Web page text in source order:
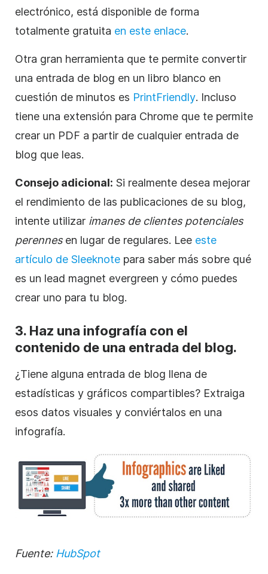
electrónico, está disponible de forma
totalmente gratuita en este enlace.
Otra gran herramienta que te permite convertir
una entrada de blog en un libro blanco en
cuestión de minutos es PrintFriendly. Incluso
tiene una extensión para Chrome que te permite
crear un PDF a partir de cualquier entrada de
blog que leas.
Consejo adicional: Si realmente desea mejorar
el rendimiento de las publicaciones de su blog,
intente utilizar imanes de clientes potenciales
perennesen lugar de regulares. Lee este
artículo de Sleeknote para saber más sobre qué
es un lead magnet evergreen y cómo puedes
crear uno para tu blog.
3. Haz una infografía con el
contenido de una entrada del blog.
¿Tiene alguna entrada de blog llena de
estadísticas y gráficos compartibles? Extraiga
esos datos visuales y conviértalos en una
infografía.
Fuente: HubSpot